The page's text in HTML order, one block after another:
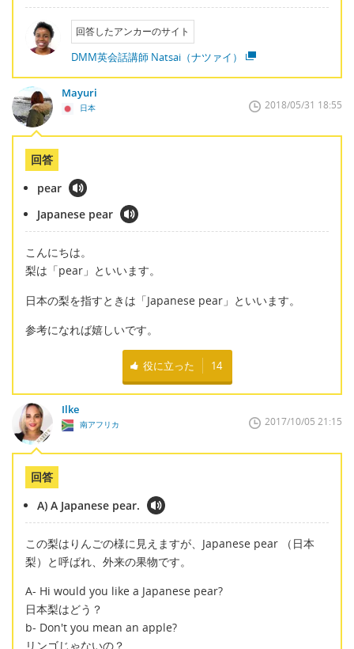
回答したアンカーのサイト
DMM英会話講師 Natsai（ナツァイ）
Mayuri
日本 2018/05/31 18:55
回答
pear
Japanese pear
こんにちは。
梨は「pear」といいます。
日本の梨を指すときは「Japanese pear」といいます。
参考になれば嬉しいです。
役に立った 14
Ilke
南アフリカ 2017/10/05 21:15
回答
A) A Japanese pear.
この梨はりんごの様に見えますが、Japanese pear （日本
梨）と呼ばれ、外来の果物です。
A- Hi would you like a Japanese pear?
日本梨はどう？
b- Don't you mean an apple?
リンゴじゃないの？